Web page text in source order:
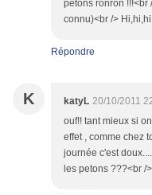
petons ronron !!!<br
connu)<br /> Hi,hi,hi
Répondre
K katyL 20/10/2011
ouf!! tant mieux si
effet , comme chez
journée c'est
les petons ???<br /